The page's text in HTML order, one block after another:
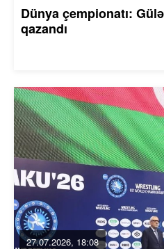
Dünya çempionatı:
qazandı
27.07.2026, 18:08